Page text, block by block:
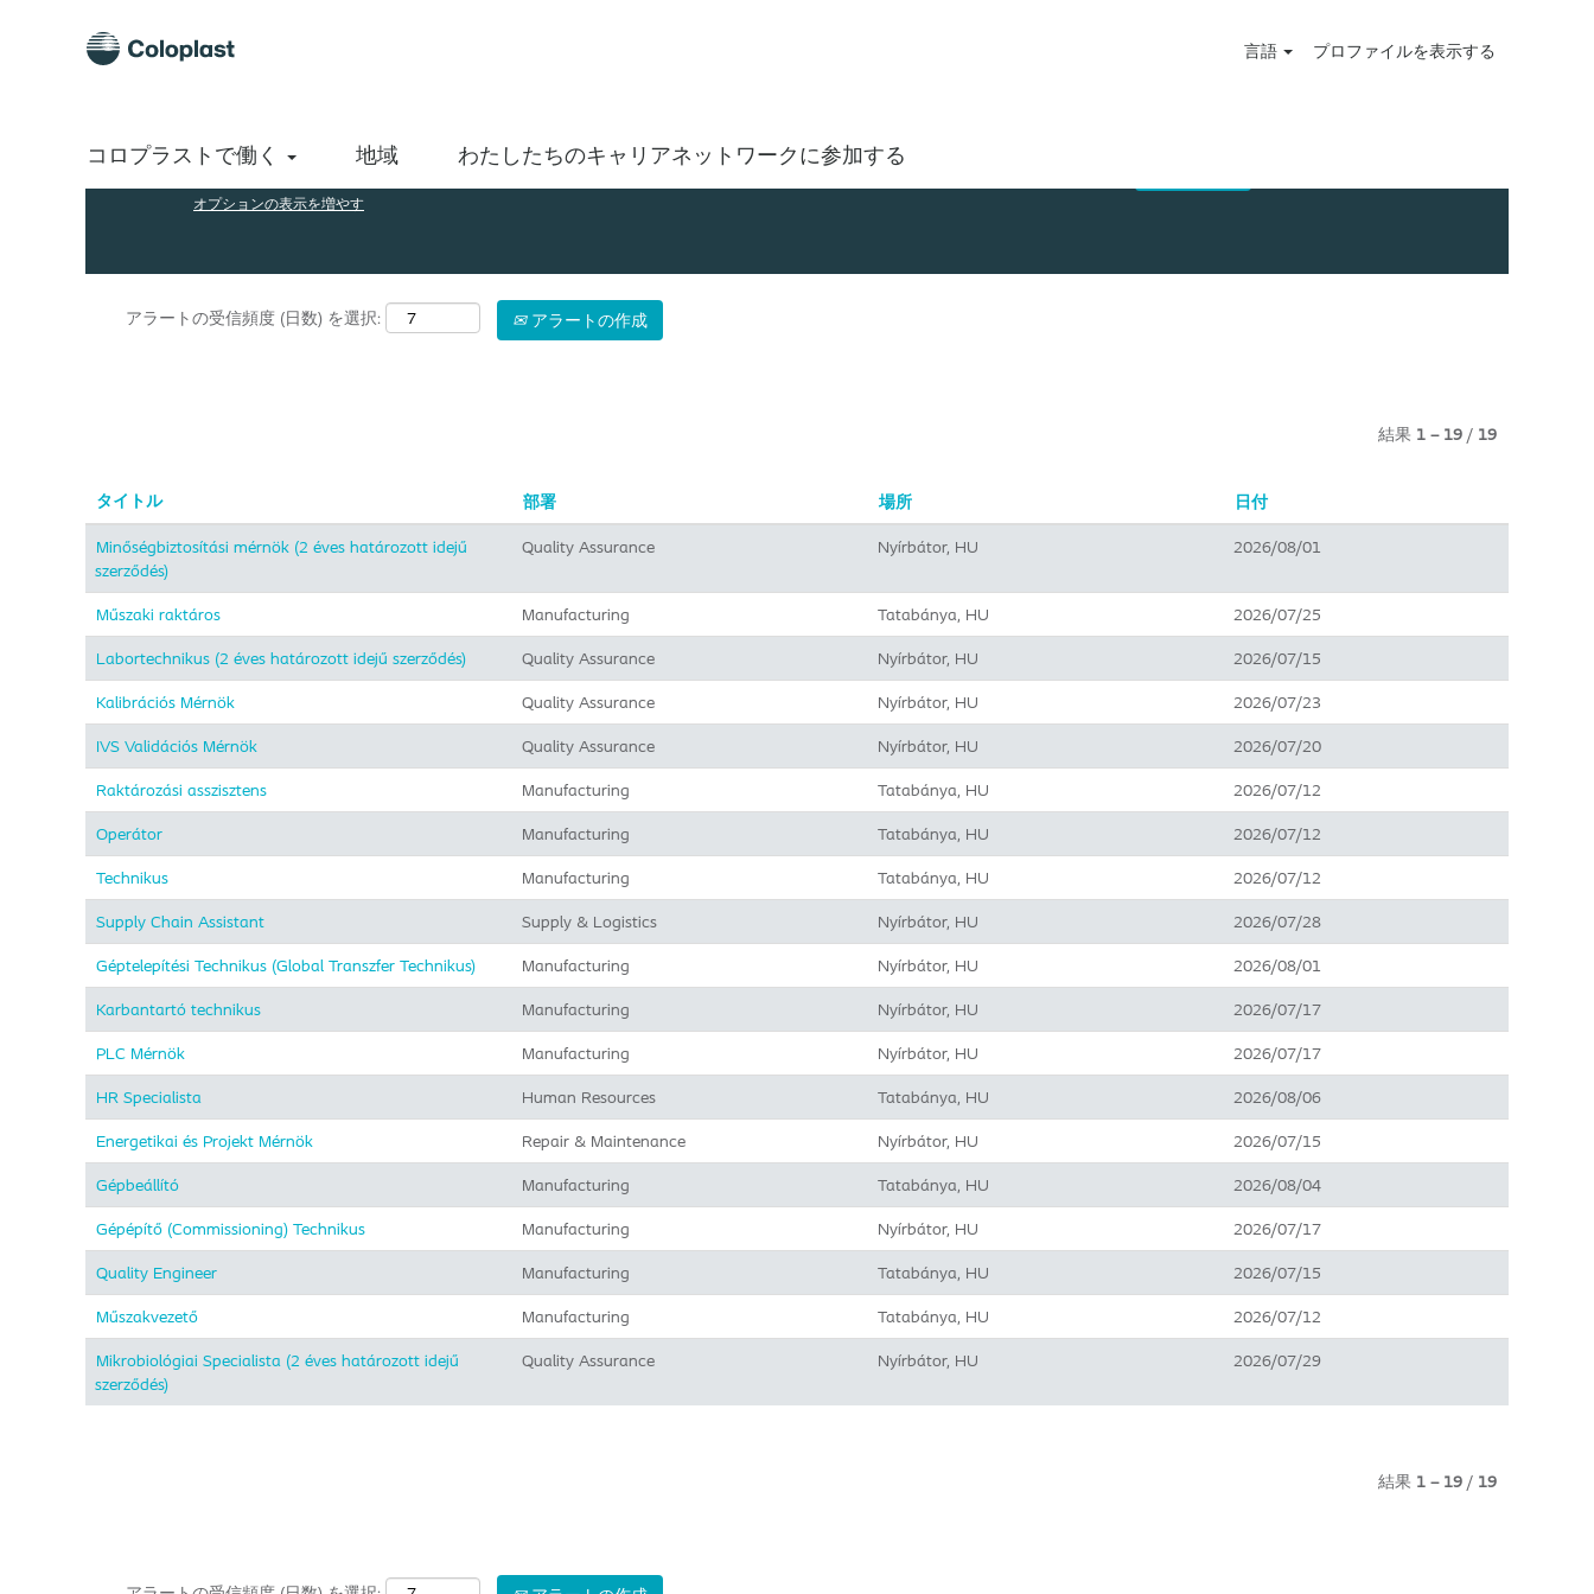
言語 プロファイルを表示する
コロプラストで働く 地域 わたしたちのキャリアネットワークに参加する
オプションの表示を増やす
アラートの受信頻度 (日数) を選択: アラートの作成
結果 1 – 19 / 19
タイトル 部署 場所 日付
Minőségbiztosítási mérnök (2 éves határozott idejű
szerződés)
Quality Assurance Nyírbátor, HU 2026/08/01
Műszaki raktáros Manufacturing Tatabánya, HU 2026/07/25
Labortechnikus (2 éves határozott idejű szerződés) Quality Assurance Nyírbátor, HU 2026/07/15
Kalibrációs Mérnök Quality Assurance Nyírbátor, HU 2026/07/23
IVS Validációs Mérnök Quality Assurance Nyírbátor, HU 2026/07/20
Raktározási asszisztens Manufacturing Tatabánya, HU 2026/07/12
Operátor Manufacturing Tatabánya, HU 2026/07/12
Technikus Manufacturing Tatabánya, HU 2026/07/12
Supply Chain Assistant Supply & Logistics Nyírbátor, HU 2026/07/28
Géptelepítési Technikus (Global Transzfer Technikus) Manufacturing Nyírbátor, HU 2026/08/01
Karbantartó technikus Manufacturing Nyírbátor, HU 2026/07/17
PLC Mérnök Manufacturing Nyírbátor, HU 2026/07/17
HR Specialista Human Resources Tatabánya, HU 2026/08/06
Energetikai és Projekt Mérnök Repair & Maintenance Nyírbátor, HU 2026/07/15
Gépbeállító Manufacturing Tatabánya, HU 2026/08/04
Gépépítő (Commissioning) Technikus Manufacturing Nyírbátor, HU 2026/07/17
Quality Engineer Manufacturing Tatabánya, HU 2026/07/15
Műszakvezető Manufacturing Tatabánya, HU 2026/07/12
Mikrobiológiai Specialista (2 éves határozott idejű
szerződés)
Quality Assurance Nyírbátor, HU 2026/07/29
結果 1 – 19 / 19